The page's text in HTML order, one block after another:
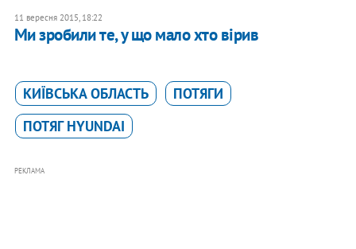
11 вересня 2015, 18:22
Ми зробили те, у що мало хто вірив
КИЇВСЬКА ОБЛАСТЬ
ПОТЯГИ
ПОТЯГ HYUNDAI
РЕКЛАМА